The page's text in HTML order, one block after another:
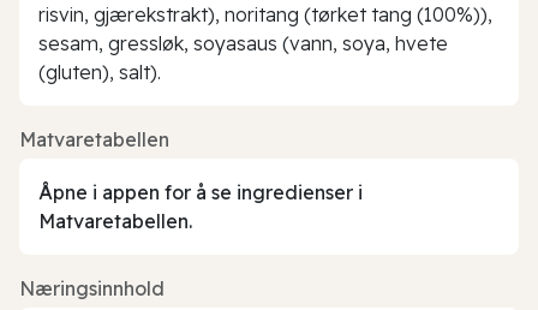
risvin, gjærekstrakt), noritang (tørket tang (100%)),
sesam, gressløk, soyasaus (vann, soya, hvete
(gluten), salt).
Matvaretabellen
Åpne i appen for å se ingredienser i
Matvaretabellen.
Næringsinnhold